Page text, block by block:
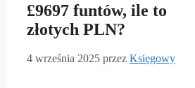
£9697 funtów, ile to
złotych PLN?
4 września 2025 przez Księgowy